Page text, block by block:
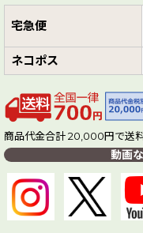
宅急便
ネコポス
商品代金合計 20,000円で送
動画